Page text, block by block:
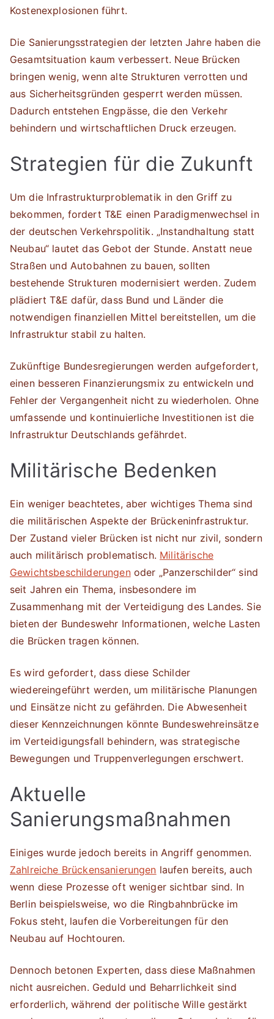
Kostenexplosionen führt.
Die Sanierungsstrategien der letzten Jahre haben die
Gesamtsituation kaum verbessert. Neue Brücken
bringen wenig, wenn alte Strukturen verrotten und
aus Sicherheitsgründen gesperrt werden müssen.
Dadurch entstehen Engpässe, die den Verkehr
behindern und wirtschaftlichen Druck erzeugen.
Strategien für die Zukunft
Um die Infrastrukturproblematik in den Griff zu
bekommen, fordert T&E einen Paradigmenwechsel in
der deutschen Verkehrspolitik. „Instandhaltung statt
Neubau“ lautet das Gebot der Stunde. Anstatt neue
Straßen und Autobahnen zu bauen, sollten
bestehende Strukturen modernisiert werden. Zudem
plädiert T&E dafür, dass Bund und Länder die
notwendigen finanziellen Mittel bereitstellen, um die
Infrastruktur stabil zu halten.
Zukünftige Bundesregierungen werden aufgefordert,
einen besseren Finanzierungsmix zu entwickeln und
Fehler der Vergangenheit nicht zu wiederholen. Ohne
umfassende und kontinuierliche Investitionen ist die
Infrastruktur Deutschlands gefährdet.
Militärische Bedenken
Ein weniger beachtetes, aber wichtiges Thema sind
die militärischen Aspekte der Brückeninfrastruktur.
Der Zustand vieler Brücken ist nicht nur zivil, sondern
auch militärisch problematisch. Militärische
Gewichtsbeschilderungenoder „Panzerschilder“ sind
seit Jahren ein Thema, insbesondere im
Zusammenhang mit der Verteidigung des Landes. Sie
bieten der Bundeswehr Informationen, welche Lasten
die Brücken tragen können.
Es wird gefordert, dass diese Schilder
wiedereingeführt werden, um militärische Planungen
und Einsätze nicht zu gefährden. Die Abwesenheit
dieser Kennzeichnungen könnte Bundeswehreinsätze
im Verteidigungsfall behindern, was strategische
Bewegungen und Truppenverlegungen erschwert.
Aktuelle
Sanierungsmaßnahmen
Einiges wurde jedoch bereits in Angriff genommen.
Zahlreiche Brückensanierungen laufen bereits, auch
wenn diese Prozesse oft weniger sichtbar sind. In
Berlin beispielsweise, wo die Ringbahnbrücke im
Fokus steht, laufen die Vorbereitungen für den
Neubau auf Hochtouren.
Dennoch betonen Experten, dass diese Maßnahmen
nicht ausreichen. Geduld und Beharrlichkeit sind
erforderlich, während der politische Wille gestärkt